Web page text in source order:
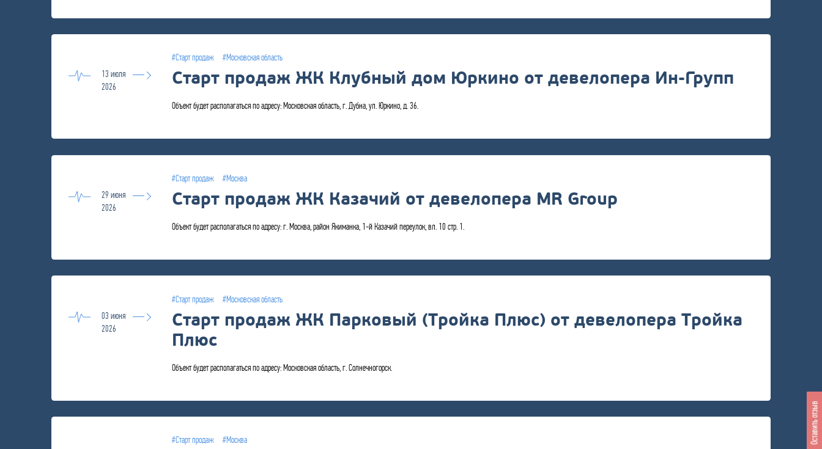
#Старт продаж
#Московская область
13 июля
2026
Старт продаж ЖК Клубный дом Юркино от девелопера Ин-Групп
Объект будет располагаться по адресу: Московская область, г. Дубна, ул. Юркино, д. 36.
#Старт продаж
#Москва
29 июня
2026
Старт продаж ЖК Казачий от девелопера MR Group
Объект будет располагаться по адресу: г. Москва, район Якиманка, 1-й Казачий переулок, вл. 10 стр. 1.
#Старт продаж
#Московская область
03 июня
2026
Старт продаж ЖК Парковый (Тройка Плюс) от девелопера Тройка
Плюс
Объект будет располагаться по адресу: Московская область, г. Солнечногорск.
#Старт продаж
#Москва
Оставить отзыв